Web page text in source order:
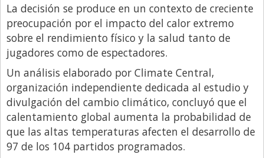
La decisión se produce en un contexto de creciente
preocupación por el impacto del calor extremo
sobre el rendimiento físico y la salud tanto de
jugadores como de espectadores.
Un análisis elaborado por Climate Central,
organización independiente dedicada al estudio y
divulgación del cambio climático, concluyó que el
calentamiento global aumenta la probabilidad de
que las altas temperaturas afecten el desarrollo de
97 de los 104 partidos programados.